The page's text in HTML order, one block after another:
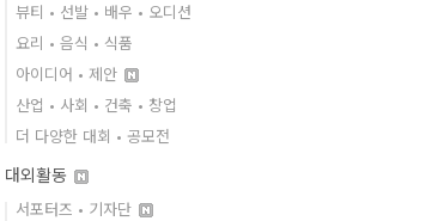
뷰티 • 선발 • 배우 • 오디션
요리 • 음식 • 식품
아이디어 • 제안
산업 • 사회 • 건축 • 창업
더 다양한 대회 • 공모전
대외활동
서포터즈 • 기자단